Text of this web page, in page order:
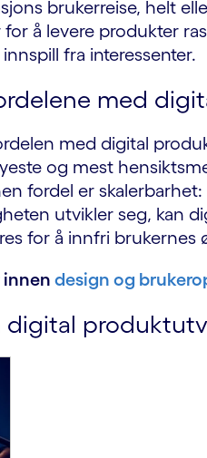
brukerreise, helt
å levere produkter
fra interessenter.
med
med digital
og mest
fordel er
utvikler seg, kan
for å innfri brukernes
innen design og
digital